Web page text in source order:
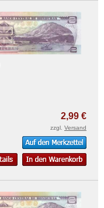
2,99 €
zzgl. Versand